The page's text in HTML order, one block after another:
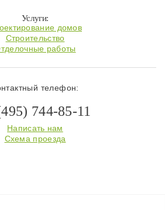
Услуги:
домов
Строительство
работы
телефон:
744-85-11
Написать нам
Схема проезда